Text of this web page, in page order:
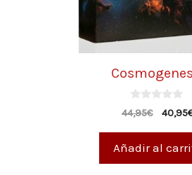
0
d
44,95€ 40,95
Añadir al